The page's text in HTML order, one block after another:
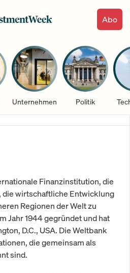
Abo
Unternehmen Politik
Finanzinstitution, die
die wirtschaftliche Entwicklung
Regionen der Welt zu
Jahr 1944 gegründet und hat
D.C., USA. Die Weltbank
die gemeinsam als
sind.